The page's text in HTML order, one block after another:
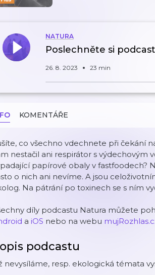
NATURA
Poslechněte si podcast
26. 8. 2023 23 min
KOMENTÁŘE
co všechno vdechnete při čekání
nestačil ani respirátor s výdechovým
papírové obaly v fastfoodech?
o nich ani nevíme. A jsou
Na pátrání po toxinech se s ním
díly podcastu Natura můžete
a iOS nebo na webu
podcastu
nevysíláme, resp. ekologická témata